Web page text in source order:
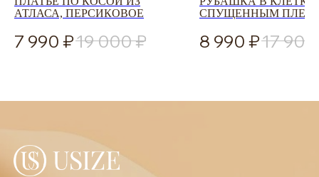
АТЛАСА, ПЕРСИКОВОЕ
7 990 19 000
СПУЩЕННЫМ
8 990 17 900
Соглашаюсь с политикой конфиденциальности
ОГРН 1237800121668
Юридический адрес:
192102, Санкт-Петербург, ул. Грузинская 15